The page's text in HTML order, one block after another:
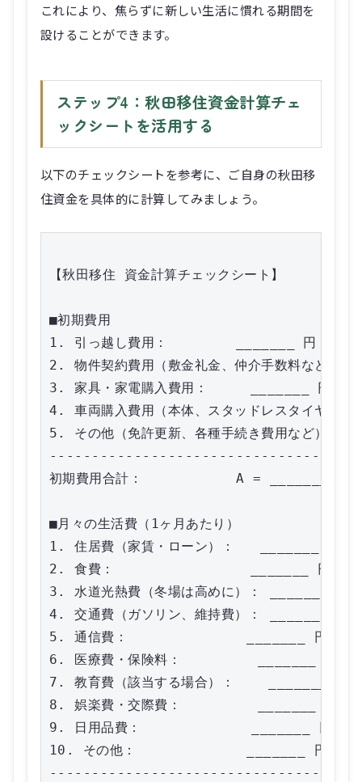
これにより、焦らずに新しい生活に慣れる期間を
設けることができます。
ステップ4：秋田移住資金計算チェ
ックシートを活用する
以下のチェックシートを参考に、ご自身の秋田移
住資金を具体的に計算してみましょう。
【秋田移住 資金計算チェックシート】
■初期費用
1. 引っ越し費用：        _______ 円
2. 物件契約費用（敷金礼金、仲介手数料など）
3. 家具・家電購入費用：     _______ 円
4. 車両購入費用（本体、スタッドレスタイヤな
5. その他（免許更新、各種手続き費用など）：
初期費用合計：           A = _______ 円
■月々の生活費（1ヶ月あたり）
1. 住居費（家賃・ローン）：   _______ 円
2. 食費：                _______ 円
3. 水道光熱費（冬場は高めに）： _______ 円
4. 交通費（ガソリン、維持費）： _______ 円
5. 通信費：              _______ 円
6. 医療費・保険料：         _______ 円
7. 教育費（該当する場合）：    _______ 円
8. 娯楽費・交際費：         _______ 円
9. 日用品費：             _______ 円
10. その他：             _______ 円